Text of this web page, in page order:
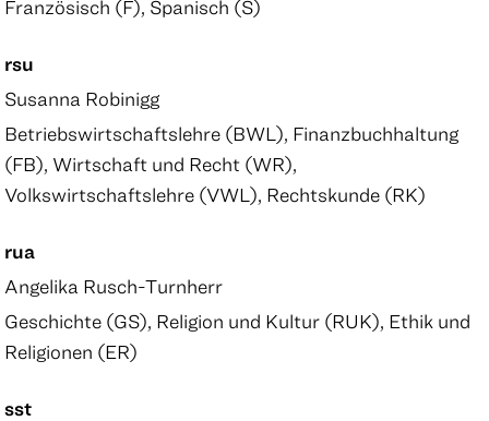
Französisch (F), Spanisch (S)
rsu
Susanna Robinigg
Betriebswirtschaftslehre (BWL), Finanzbuchhaltung
(FB), Wirtschaft und Recht (WR),
Volkswirtschaftslehre (VWL), Rechtskunde (RK)
rua
Angelika Rusch-Turnherr
Geschichte (GS), Religion und Kultur (RUK), Ethik und
Religionen (ER)
sst